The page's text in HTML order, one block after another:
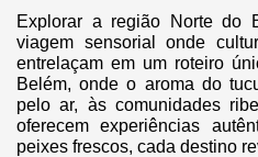
Explorar a região Norte do
viagem sensorial onde
entrelaçam em um roteiro
Belém, onde o aroma do
pelo ar, às comunidades
oferecem experiências
peixes frescos, cada destino